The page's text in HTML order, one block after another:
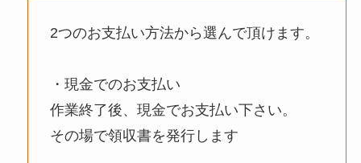
2つのお支払い方法から選んで頂けます。
・現金でのお支払い
作業終了後、現金でお支払い下さい。
その場で領収書を発行します